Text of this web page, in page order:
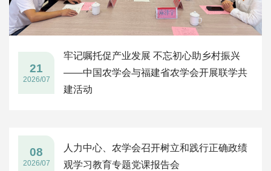
牢记嘱托促产业发展 不忘初心助乡村振兴
——中国农学会与福建省农学会开展联学共
建活动
21
2026/07
人力中心、农学会召开树立和践行正确政绩
观学习教育专题党课报告会
08
2026/07